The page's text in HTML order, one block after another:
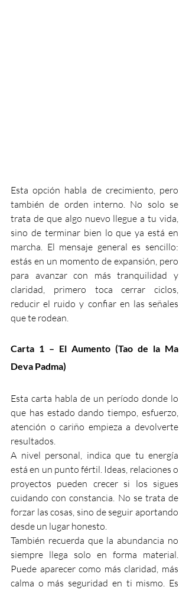
Esta opción habla de crecimiento, pero
también de orden interno. No solo se
trata de que algo nuevo llegue a tu vida,
sino de terminar bien lo que ya está en
marcha. El mensaje general es sencillo:
estás en un momento de expansión, pero
para avanzar con más tranquilidad y
claridad, primero toca cerrar ciclos,
reducir el ruido y confiar en las señales
que te rodean.
Carta 1 – El Aumento (Tao de la Ma
Deva Padma)
Esta carta habla de un período donde lo
que has estado dando tiempo, esfuerzo,
atención o cariño empieza a devolverte
resultados.
A nivel personal, indica que tu energía
está en un punto fértil. Ideas, relaciones o
proyectos pueden crecer si los sigues
cuidando con constancia. No se trata de
forzar las cosas, sino de seguir aportando
desde un lugar honesto.
También recuerda que la abundancia no
siempre llega solo en forma material.
Puede aparecer como más claridad, más
calma o más seguridad en ti mismo. Es